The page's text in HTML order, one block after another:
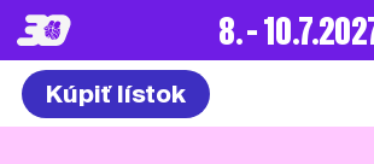
8. –
Kúpiť lístok